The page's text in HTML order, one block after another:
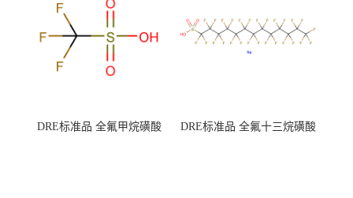
DRE标准品 全氟甲烷磺酸
DRE标准品 全氟十三烷磺酸